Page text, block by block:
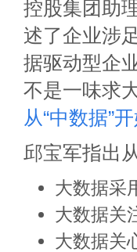
控股集团助
述了企业涉
据驱动型企
不是一味求
从“中数据”
邱宝军指出
大数据采
大数据关
大数据关